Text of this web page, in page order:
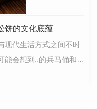
饼的文化底蕴
现代生活方式之间不时
能会想到..的兵马俑和古
就是陕西肉松…